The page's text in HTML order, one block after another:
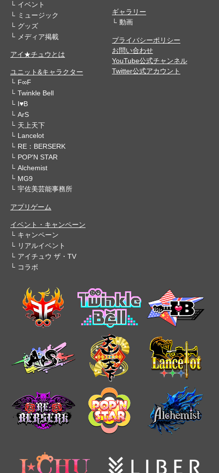
イベント
ミュージック
グッズ
メディア掲載
アイ★チュウとは
ユニット&キャラクター
F∞F
Twinkle Bell
I♥B
ArS
天上天下
Lancelot
RE：BERSERK
POP'N STAR
Alchemist
MG9
宇佐美芸能事務所
アプリゲーム
イベント・キャンペーン
キャンペーン
リアルイベント
アイチュウ ザ・TV
コラボ
ギャラリー
動画
プライバシーポリシー
お問い合わせ
YouTube公式チャンネル
Twitter公式アカウント